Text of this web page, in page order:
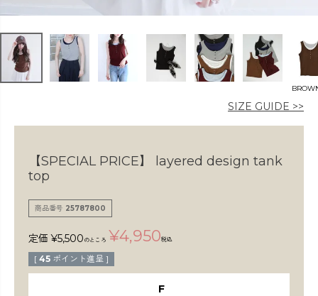
〜
SIZE GUIDE >>
【SPECIAL PRICE】
layered design tank
top
商品番号 25787800
定価 ¥5,500 のところ ¥4,950税込
[ 45 ポイント進呈 ]
F